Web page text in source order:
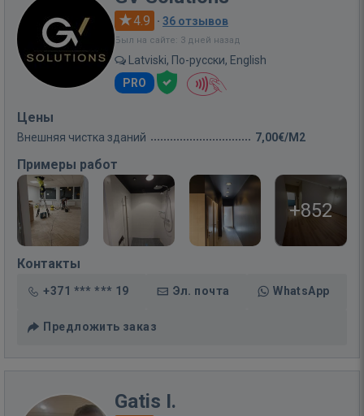
4.9 · 36 отзывов
Был на сайте: 3 дней назад
Latviski, По-русски, English
PRO
Цены
Внешняя чистка зданий 7,00€/M2
Примеры работ
+852
Контакты
+371 *** *** 19 Эл. почта WhatsApp
Предложить заказ
Gatis I.